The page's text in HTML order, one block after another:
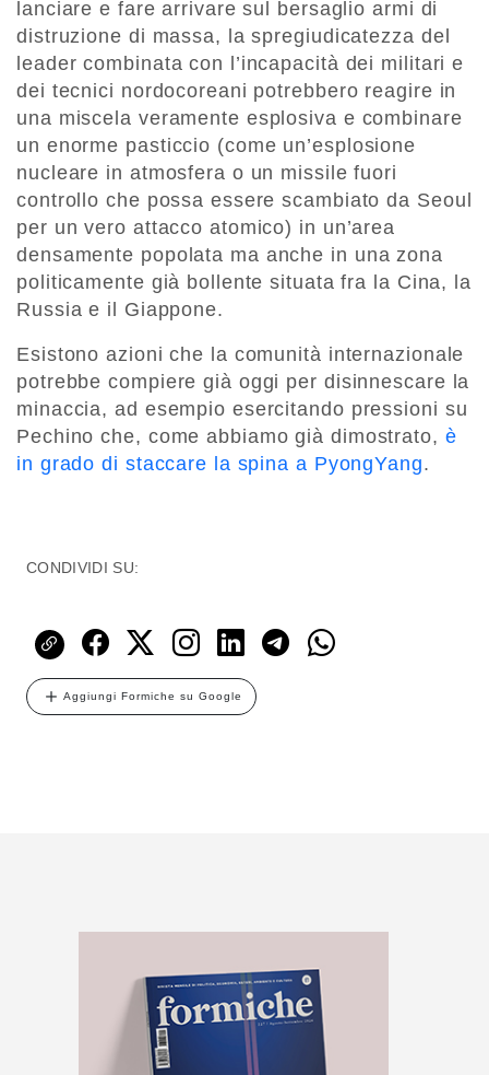
lanciare e fare arrivare sul bersaglio armi di
distruzione di massa, la spregiudicatezza del
leader combinata con l’incapacità dei militari e
dei tecnici nordocoreani potrebbero reagire in
una miscela veramente esplosiva e combinare
un enorme pasticcio (come un’esplosione
nucleare in atmosfera o un missile fuori
controllo che possa essere scambiato da Seoul
per un vero attacco atomico) in un’area
densamente popolata ma anche in una zona
politicamente già bollente situata fra la Cina, la
Russia e il Giappone.
Esistono azioni che la comunità internazionale
potrebbe compiere già oggi per disinnescare la
minaccia, ad esempio esercitando pressioni su
Pechino che, come abbiamo già dimostrato, è
in grado di staccare la spina a PyongYang.
CONDIVIDI SU:
Aggiungi Formiche su Google